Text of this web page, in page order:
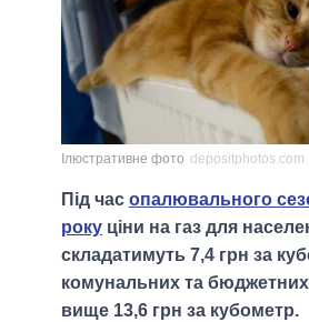
Ілюстративне фото depositphotos.com
Під час опалювального
року ціни на газ для
складатимуть 7,4 грн за
комунальних та
вище 13,6 грн за кубометр.